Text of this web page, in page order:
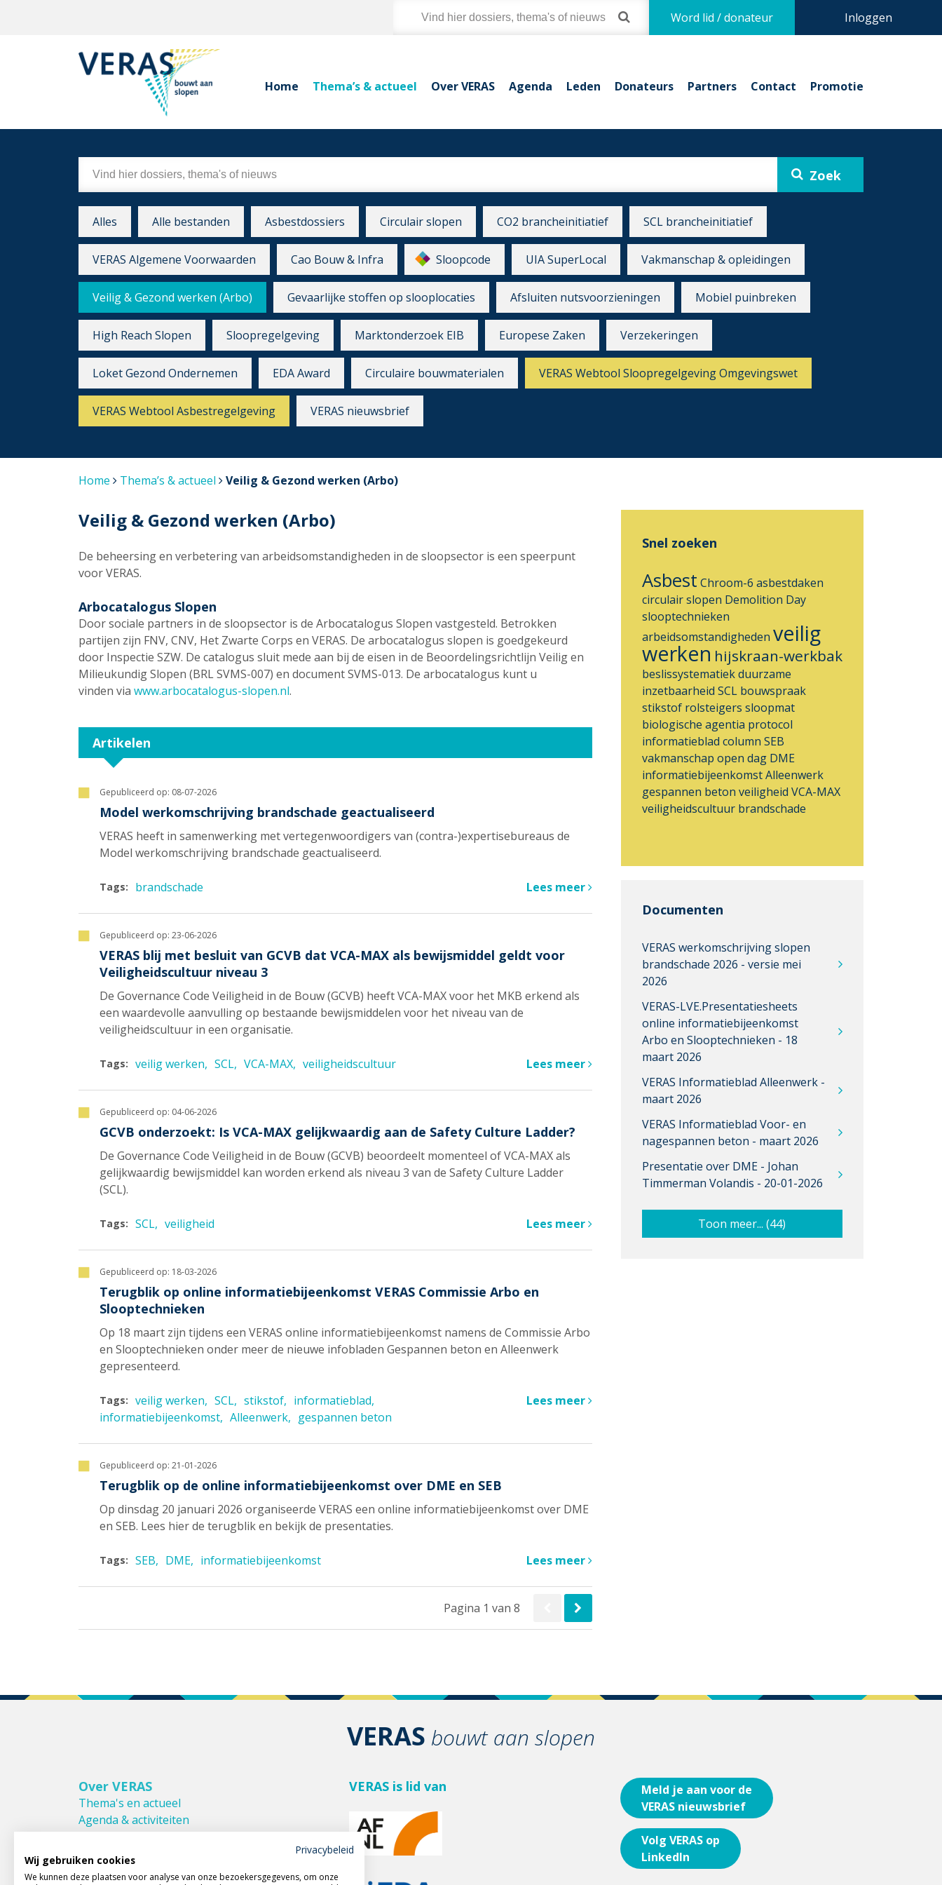
Inloggen
Word lid / donateur
Home Thema’s & actueel Over VERAS Agenda Leden Donateurs Partners Contact Promotie
Alles Alle bestanden Asbestdossiers Circulair slopen CO2 brancheinitiatief SCL brancheinitiatief
VERAS Algemene Voorwaarden Cao Bouw & Infra Sloopcode UIA SuperLocal Vakmanschap & opleidingen
Veilig & Gezond werken (Arbo) Gevaarlijke stoffen op slooplocaties Afsluiten nutsvoorzieningen Mobiel puinbreken
High Reach Slopen Sloopregelgeving Marktonderzoek EIB Europese Zaken Verzekeringen
Loket Gezond Ondernemen EDA Award Circulaire bouwmaterialen VERAS Webtool Sloopregelgeving Omgevingswet
VERAS Webtool Asbestregelgeving VERAS nieuwsbrief
Home Thema’s & actueel Veilig & Gezond werken (Arbo)
Veilig & Gezond werken (Arbo)
De beheersing en verbetering van arbeidsomstandigheden in de sloopsector is een speerpunt
voor VERAS.
Arbocatalogus Slopen
Door sociale partners in de sloopsector is de Arbocatalogus Slopen vastgesteld. Betrokken
partijen zijn FNV, CNV, Het Zwarte Corps en VERAS. De arbocatalogus slopen is goedgekeurd
door Inspectie SZW. De catalogus sluit mede aan bij de eisen in de Beoordelingsrichtlijn Veilig en
Milieukundig Slopen (BRL SVMS-007) en document SVMS-013. De arbocatalogus kunt u
vinden via www.arbocatalogus-slopen.nl.
Snel zoeken
Asbest Chroom-6 asbestdaken
circulair slopen Demolition Day
slooptechnieken
arbeidsomstandigheden veilig
werken hijskraan-werkbak
beslissystematiekduurzame
inzetbaarheid SCL bouwspraak
stikstof rolsteigers sloopmat
biologische agentia protocol
informatieblad column SEB
vakmanschap open dag DME
informatiebijeenkomstAlleenwerk
gespannen beton veiligheid VCA-MAX
veiligheidscultuur brandschade
Artikelen
Gepubliceerd op: 08-07-2026
Model werkomschrijving brandschade geactualiseerd
VERAS heeft in samenwerking met vertegenwoordigers van (contra-)expertisebureaus de
Model werkomschrijving brandschade geactualiseerd.
Tags: brandschade Lees meer
Gepubliceerd op: 23-06-2026
VERAS blij met besluit van GCVB dat VCA-MAX als bewijsmiddel geldt voor
Veiligheidscultuur niveau 3
De Governance Code Veiligheid in de Bouw (GCVB) heeft VCA-MAX voor het MKB erkend als
een waardevolle aanvulling op bestaande bewijsmiddelen voor het niveau van de
veiligheidscultuur in een organisatie.
Tags: veilig werken SCL VCA-MAX veiligheidscultuur Lees meer
Gepubliceerd op: 04-06-2026
GCVB onderzoekt: Is VCA-MAX gelijkwaardig aan de Safety Culture Ladder?
De Governance Code Veiligheid in de Bouw (GCVB) beoordeelt momenteel of VCA-MAX als
gelijkwaardig bewijsmiddel kan worden erkend als niveau 3 van de Safety Culture Ladder
(SCL).
Tags: SCL veiligheid Lees meer
Gepubliceerd op: 18-03-2026
Terugblik op online informatiebijeenkomst VERAS Commissie Arbo en
Slooptechnieken
Op 18 maart zijn tijdens een VERAS online informatiebijeenkomst namens de Commissie Arbo
en Slooptechnieken onder meer de nieuwe infobladen Gespannen beton en Alleenwerk
gepresenteerd.
Tags: veilig werken SCL stikstof
informatieblad
informatiebijeenkomst
Alleenwerk gespannen beton
Lees meer
Gepubliceerd op: 21-01-2026
Terugblik op de online informatiebijeenkomst over DME en SEB
Op dinsdag 20 januari 2026 organiseerde VERAS een online informatiebijeenkomst over DME
en SEB. Lees hier de terugblik en bekijk de presentaties.
Tags: SEB DME informatiebijeenkomst Lees meer
Pagina 1 van 8
Documenten
VERAS werkomschrijving slopen
brandschade 2026 - versie mei
2026
VERAS-LVE.Presentatiesheets
online informatiebijeenkomst
Arbo en Slooptechnieken - 18
maart 2026
VERAS Informatieblad Alleenwerk -
maart 2026
VERAS Informatieblad Voor- en
nagespannen beton - maart 2026
Presentatie over DME - Johan
Timmerman Volandis - 20-01-2026
Toon meer... (44)
VERAS bouwt aan slopen
Over VERAS
Thema's en actueel
Agenda & activiteiten
Bestuur & Commissies
Leden van VERAS
Donateurs van VERAS
VERAS is lid van
Meld je aan voor de
VERAS nieuwsbrief
Volg VERAS op
LinkedIn
Privacybeleid
Wij gebruiken cookies
We kunnen deze plaatsen voor analyse van onze bezoekersgegevens, om onze